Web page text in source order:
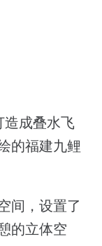
造成叠水飞
的福建九鲤
间，设置了
的立体空